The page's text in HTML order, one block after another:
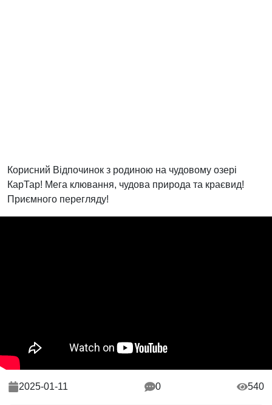
Корисний Відпочинок з родиною на чудовому озері
КарТар! Мега клювання, чудова природа та краєвид!
Приємного перегляду!
2025-01-11 0 540